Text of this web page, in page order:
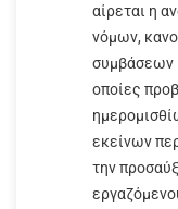
αίρεται η
νόμων,
συμβάσεων
οποίες
εκείνων
την